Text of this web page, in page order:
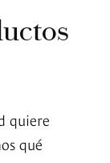
quiere
qué